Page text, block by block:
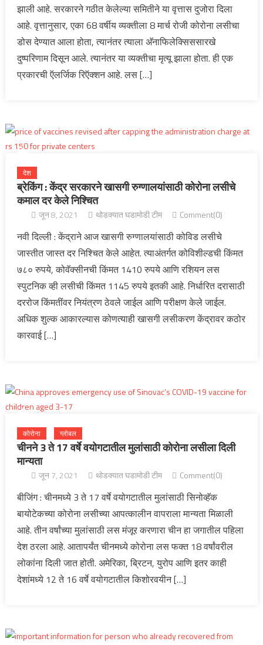
झाली आहे. सरकारने गठीत केलेल्या समितीने या वृत्तास दुजोरा दिला
आहे. वृत्तानुसार, एका 68 वर्षीय व्यक्तीला 8 मार्च रोजी कोरोना लसीचा
डोस देण्यात आला होता, त्यानंतर त्याला अ‍ॅनाफिलेक्सिससारखे
दुष्परिणाम दिसून आले. त्यानंतर या व्यक्तीचा मृत्यू झाला होता. ही एक
प्रकारची ऍलर्जिक रिऍक्शन आहे. लस […]
देश
ब्रेकिंग : केंद्र सरकारने खासगी रुग्णालयांसाठी कोरोना लसीचे
कमाल दर केले निश्चित
जून 8, 2021 थोडक्यात घडामोडी टीम Comment(0)
नवी दिल्ली : केंद्राने आज खासगी रुग्णालयांसाठी कोविड लसीचे
जास्तीत जास्त दर निश्चित केले आहेत. त्याअंतर्गत कोविशील्डची किंमत
७८० रुपये, कोवॅक्सीनची किंमत 1410 रुपये आणि रशियन लस
स्पुटनिक व्ही लसीची किंमत 1145 रुपये इतकी आहे. निर्धारित दरासाठी
दररोज किंमतींवर नियंत्रण ठेवले जाईल आणि परीक्षण केले जाईल.
अधिक शुल्क आकारल्यास कोणत्याही खासगी लसीकरण केंद्रावर कठोर
कारवाई […]
कोरोना ग्लोबल
चीनने 3 ते 17 वर्षे वयोगटातील मुलांसाठी कोरोना लसीला दिली
मान्यता
जून 7, 2021 थोडक्यात घडामोडी टीम Comment(0)
बीजिंग : चीनमध्ये 3 ते 17 वर्षे वयोगटातील मुलांसाठी सिनोव्हॅक
बायोटेकच्या कोरोना लसीच्या आपत्कालीन वापराला मान्यता मिळाली
आहे. तीन वर्षांच्या मुलांसाठी लस मंजूर करणारा चीन हा जगातील पहिला
देश ठरला आहे. आतापर्यंत चीनमध्ये कोरोना लस फक्त 18 वर्षांवरील
लोकांना दिली जात होती. अमेरिका, ब्रिटन, युरोप आणि इतर काही
देशांमध्ये 12 ते 16 वर्षे वयोगटातील किशोरवयीन […]